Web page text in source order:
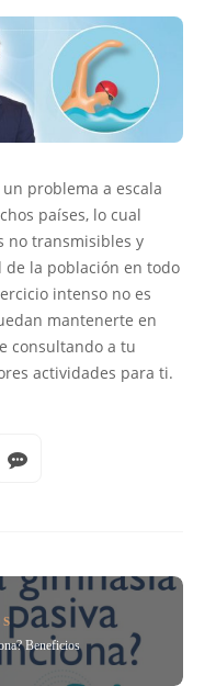
problema a escala
países, lo cual
no transmisibles y
de la población en todo
intenso no es
mantenerte en
consultando a tu
actividades para ti.
Beneficios